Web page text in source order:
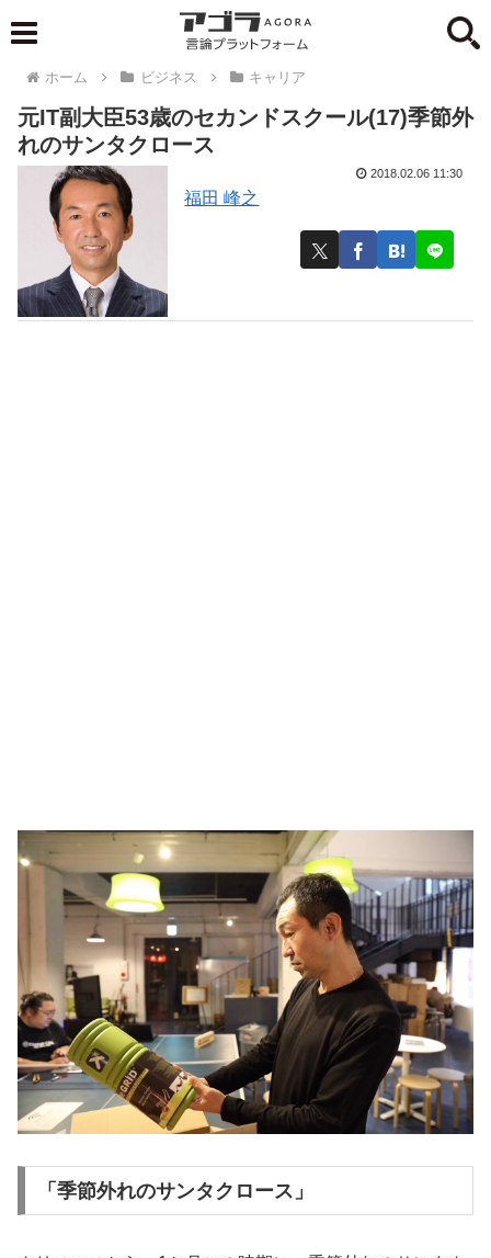
ホーム ビジネス キャリア
元IT副大臣53歳のセカンドスクール(17)季節外
れのサンタクロース
福田 峰之
2018.02.06 11:30
「季節外れのサンタクロース」